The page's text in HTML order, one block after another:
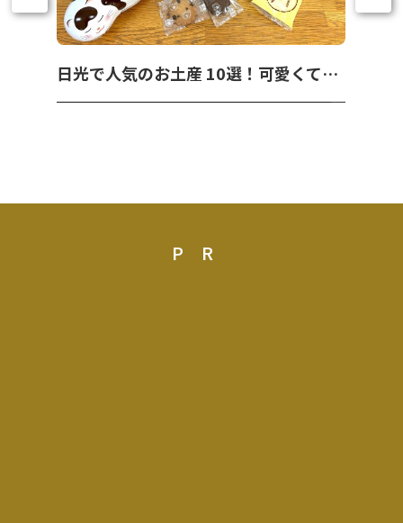
日光で人気のお土産 10選！可愛くて美味しいお菓子を紹介！
PR